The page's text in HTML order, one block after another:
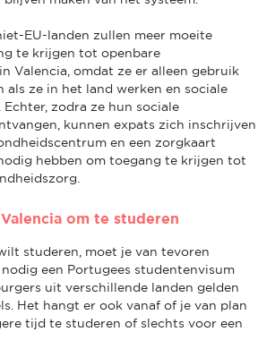
EU-landen zullen meer moeite
te krijgen tot openbare
Valencia, omdat ze er alleen gebruik
als ze in het land werken en sociale
zodra ze hun sociale
kunnen expats zich inschrijven
en een zorgkaart
hebben om toegang te krijgen tot
om te studeren
studeren, moet je van tevoren
een Portugees studentenvisum
uit verschillende landen gelden
Het hangt er ook vanaf of je van plan
tijd te studeren of slechts voor een